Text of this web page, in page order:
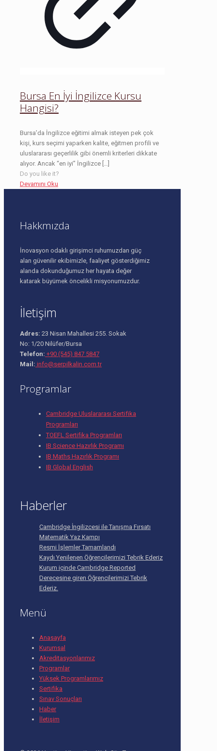
Bursa En İyi İngilizce Kursu
Hangisi?
Bursa’da İngilizce eğitimi almak isteyen pek çok
kişi, kurs seçimi yaparken kalite, eğitmen profili ve
uluslararası geçerlilik gibi önemli kriterleri dikkate
alıyor. Ancak “en iyi” İngilizce […]
Do you like it?
Devamını Oku
Hakkmızda
İnovasyon odaklı girişimci ruhumuzdan güç
alan güvenilir ekibimizle, faaliyet gösterdiğimiz
alanda dokunduğumuz her hayata değer
katarak büyümek öncelikli misyonumuzdur.
İletişim
Adres: 23 Nisan Mahallesi 255. Sokak
No: 1/20 Nilüfer/Bursa
Telefon: +90 (545) 847 5847
Mail: info@serpilkalin.com.tr
Programlar
Cambridge Uluslararası Sertifika
Programları
TOEFL Sertifika Programları
IB Science Hazırlık Programı
IB Maths Hazırlık Programı
IB Global English
Haberler
Cambridge İngilizcesi ile Tanışma Fırsatı
Matematik Yaz Kampı
Resmi İşlemler Tamamlandı
Kaydı Yenilenen Öğrencilerimizi Tebrik Ederiz
Kurum içinde Cambridge Reported
Derecesine giren Öğrencilerimizi Tebrik
Ederiz.
Menü
Anasayfa
Kurumsal
Akreditasyonlarımız
Programlar
Yüksek Programlarımız
Sertifika
Sınav Sonuçları
Haber
İletişim